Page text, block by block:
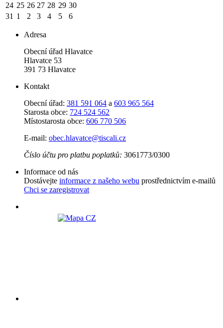
24 25 26 27 28 29 30
31 1 2 3 4 5 6
Adresa
Obecní úřad Hlavatce
Hlavatce 53
391 73 Hlavatce
Kontakt
Obecní úřad: 381 591 064 a 603 965 564
Starosta obce: 724 524 562
Místostarosta obce: 606 770 506
E-mail: obec.hlavatce@tiscali.cz
Číslo účtu pro platbu poplatků: 3061773/0300
Informace od nás
Dostávejte informace z našeho webu prostřednictvím e-mailů
Chci se zaregistrovat